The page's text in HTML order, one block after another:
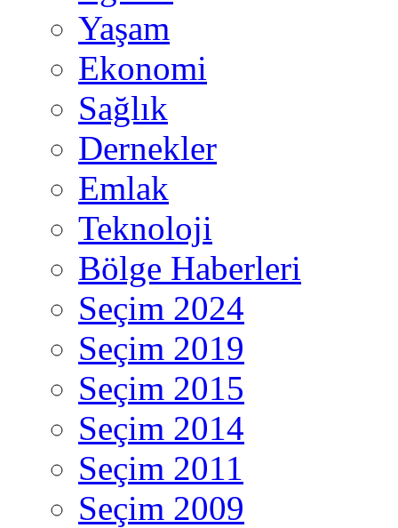
Yaşam
Ekonomi
Sağlık
Dernekler
Emlak
Teknoloji
Bölge Haberleri
Seçim 2024
Seçim 2019
Seçim 2015
Seçim 2014
Seçim 2011
Seçim 2009